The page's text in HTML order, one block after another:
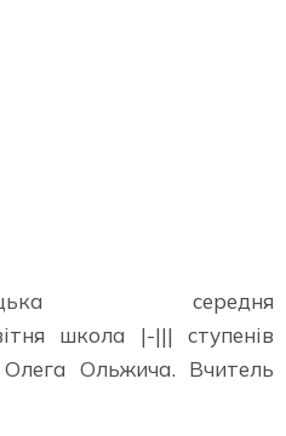
середня
школа |-||| ступенів
Ольжича. Вчитель